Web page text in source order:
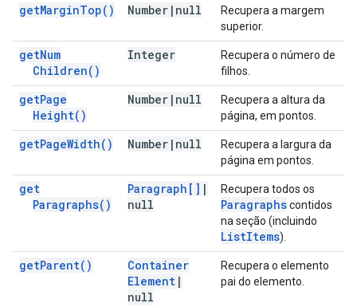
getMarginTop( ) Number | null
Recupera a margem
superior.
getNum
Children( )
Integer
Recupera o número de
filhos.
getPage
Height( )
Number | null
Recupera a altura da
página, em pontos.
getPageWidth( ) Number | null
Recupera a largura da
página em pontos.
get
Paragraphs( )
Paragraph[] |
null
Recupera todos os
Paragraphscontidos
na seção (incluindo
ListItems).
getParent( )
Container
Element |
null
Recupera o elemento
pai do elemento.